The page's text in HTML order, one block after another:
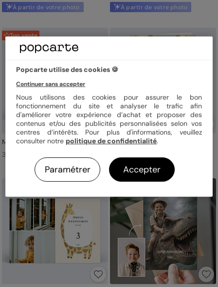
À partir de votre photo À partir de votre photo
Top vente
Multiphotos Charme Classique
3,99 € l'unité
Arc-en-Ciel
Popcarte utilise des cookies 🍪
Continuer sans accepter
Nous utilisons des cookies pour assurer le bon
fonctionnement du site et analyser le trafic afin
d'améliorer votre expérience d’achat et proposer des
contenus et/ou des publicités personnalisées selon vos
centres d’intérêts. Pour plus d'informations, veuillez
consulter notre politique de confidentialité.
Paramétrer Accepter